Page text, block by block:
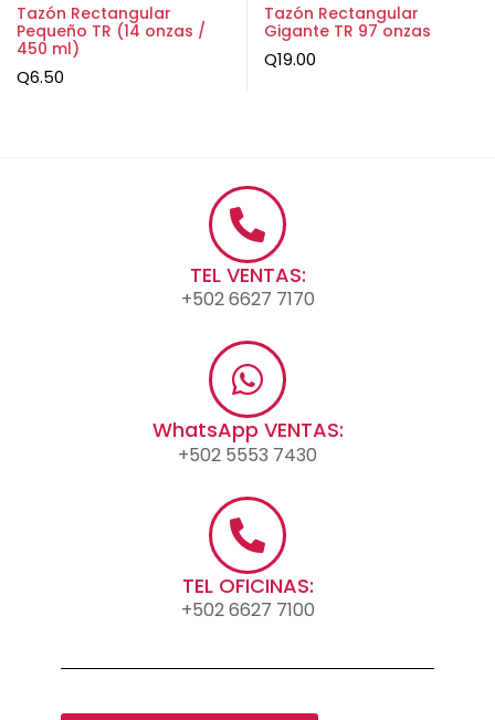
Tazón Rectangular
Pequeño TR (14 onzas /
450 ml)
Q6.50
Tazón Rectangular
Gigante TR 97 onzas
Q19.00
TEL VENTAS:
+502 6627 7170
WhatsApp VENTAS:
+502 5553 7430
TEL OFICINAS:
+502 6627 7100